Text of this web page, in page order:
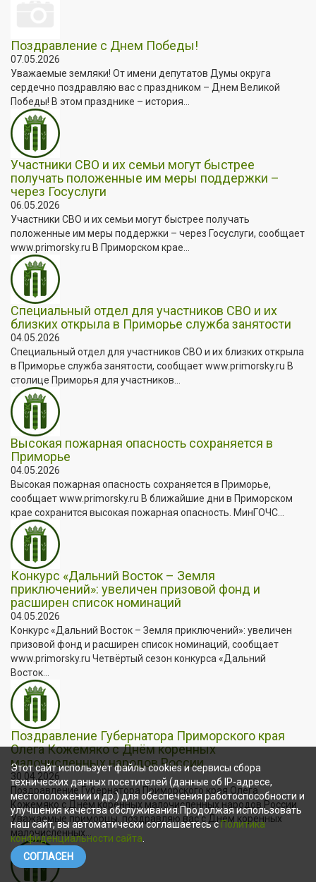
Поздравление с Днем Победы!
07.05.2026
Уважаемые земляки! От имени депутатов Думы округа
сердечно поздравляю вас с праздником – Днем Великой
Победы! В этом празднике – история...
Участники СВО и их семьи могут быстрее
получать положенные им меры поддержки –
через Госуслуги
06.05.2026
Участники СВО и их семьи могут быстрее получать
положенные им меры поддержки – через Госуслуги, сообщает
www.primorsky.ru В Приморском крае...
Специальный отдел для участников СВО и их
близких открыла в Приморье служба занятости
04.05.2026
Специальный отдел для участников СВО и их близких открыла
в Приморье служба занятости, сообщает www.primorsky.ru В
столице Приморья для участников...
Высокая пожарная опасность сохраняется в
Приморье
04.05.2026
Высокая пожарная опасность сохраняется в Приморье,
сообщает www.primorsky.ru В ближайшие дни в Приморском
крае сохранится высокая пожарная опасность. МинГОЧС...
Конкурс «Дальний Восток – Земля
приключений»: увеличен призовой фонд и
расширен список номинаций
04.05.2026
Конкурс «Дальний Восток – Земля приключений»: увеличен
призовой фонд и расширен список номинаций, сообщает
www.primorsky.ru Четвёртый сезон конкурса «Дальний
Восток...
Поздравление Губернатора Приморского края
Олега Кожемяко с Днём коренных
малочисленных народов России
30.04.2026
Поздравление Губернатора Приморского края Олега
Кожемяко с Днём коренных малочисленных народов России
Уважаемые приморцы, поздравляю вас с Днём коренных
малочисленных...
Этот сайт использует файлы cookies и сервисы сбора
технических данных посетителей (данные об IP-адресе,
местоположении и др.) для обеспечения работоспособности и
улучшения качества обслуживания.Продолжая использовать
наш сайт, вы автоматически соглашаетесь сПолитика
конфиденциальности сайта
СОГЛАСЕН